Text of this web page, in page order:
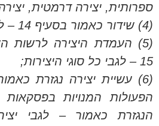
ספרותית, יצירה דרמטית,
(4) שידור כאמור בסעיף 14 – לגבי כל סוגי היצירות;
(5) העמדת היצירה לרשות
15 – לגבי כל סוגי היצירות;
הנגזרת כאמור – לגבי